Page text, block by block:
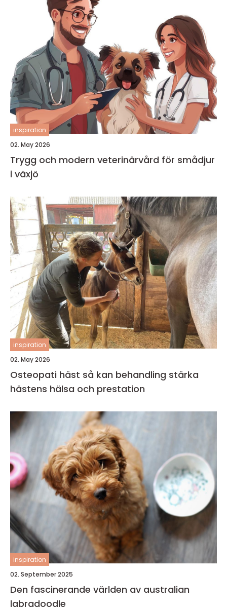
inspiration
02. May 2026
Trygg och modern veterinärvård för smådjur
i växjö
inspiration
02. May 2026
Osteopati häst så kan behandling stärka
hästens hälsa och prestation
inspiration
02. September 2025
Den fascinerande världen av australian
labradoodle